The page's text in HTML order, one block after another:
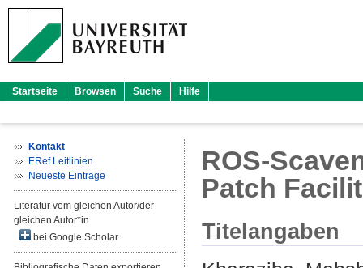
Startseite Browsen Suche Hilfe
Kontakt
ERef Leitlinien
Neueste Einträge
Literatur vom gleichen Autor/der
gleichen Autor*in
bei Google Scholar
Patch
Titelangaben